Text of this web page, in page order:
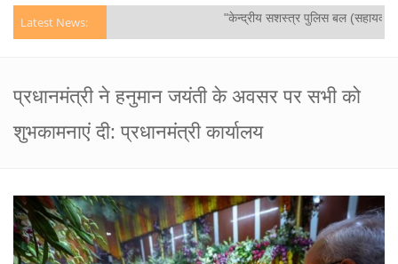
Latest News: "केन्द्रीय सशस्‍त्र पुलिस बल (सहायक
प्रधानमंत्री ने हनुमान जयंती के अवसर पर सभी को
शुभकामनाएं दी: प्रधानमंत्री कार्यालय